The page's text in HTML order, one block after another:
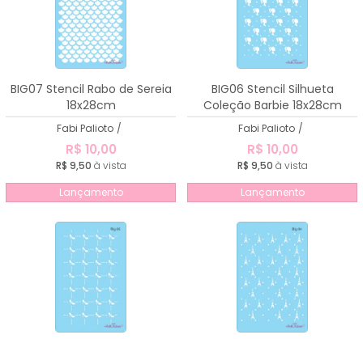
BIG07 Stencil Rabo de Sereia
18x28cm
Fabi Palioto /
R$ 10,00
R$ 9,50 à vista
Lançamento
BIG06 Stencil Silhueta
Coleção Barbie 18x28cm
Fabi Palioto /
R$ 10,00
R$ 9,50 à vista
Lançamento